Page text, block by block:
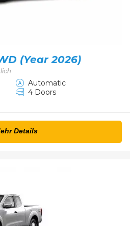
(Year 2026)
Automatic
4 Doors
Details